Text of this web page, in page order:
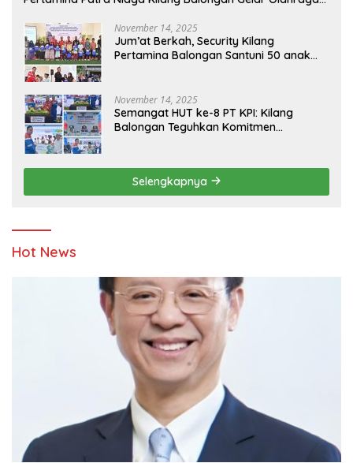
November 14, 2025
Jum’at Berkah, Security Kilang
Pertamina Balongan Santuni 50 anak
November 14, 2025
Semangat HUT ke-8 PT KPI: Kilang
Balongan Teguhkan Komitmen
Pendidikan
Selengkapnya
Hot News